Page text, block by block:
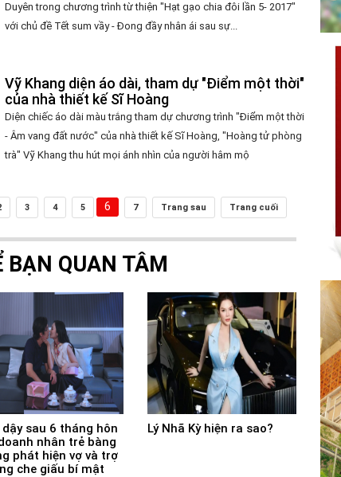
Duyên trong chương trình từ thiện "Hạt gạo chia đôi lần 5- 2017"
với chủ đề Tết sum vầy - Đong đầy nhân ái sau sự...
Vỹ Khang diện áo dài, tham dự "Điểm một thời"
của nhà thiết kế Sĩ Hoàng
Diện chiếc áo dài màu trắng tham dự chương trình "Điểm một thời
- Âm vang đất nước" của nhà thiết kế Sĩ Hoàng, "Hoàng tử phòng
trà" Vỹ Khang thu hút mọi ánh nhìn của người hâm mộ
3 4 5 6 7 Trang sau Trang cuối
BẠN QUAN TÂM
sau 6 tháng hôn
nhân trẻ bàng
phát hiện vợ và trợ
che giấu bí mật
Lý Nhã Kỳ hiện ra sao?